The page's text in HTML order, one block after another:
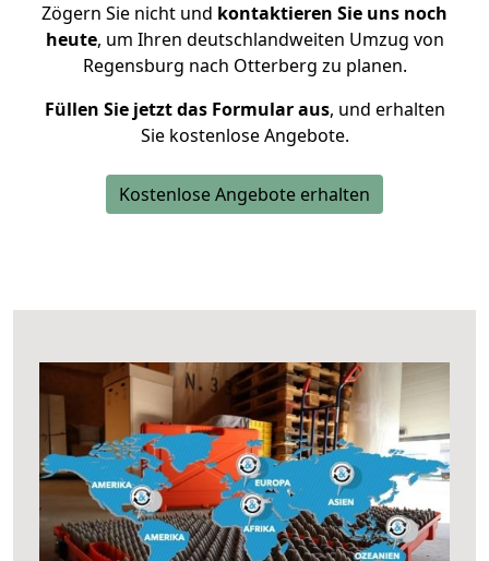
Zögern Sie nicht und kontaktieren Sie uns noch
heute, um Ihren deutschlandweiten Umzug von
Regensburg nach Otterberg zu planen.
Füllen Sie jetzt das Formular aus, und erhalten
Sie kostenlose Angebote.
Kostenlose Angebote erhalten